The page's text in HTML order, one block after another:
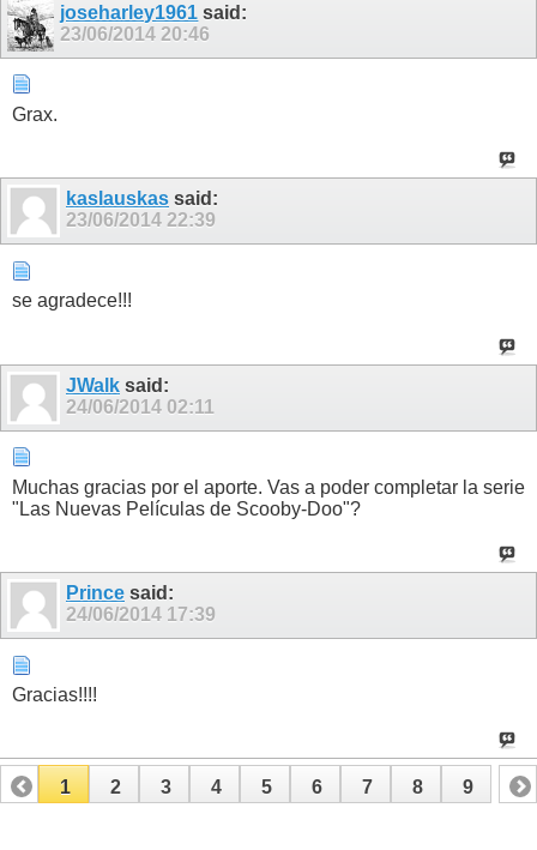
joseharley1961 said:
23/06/201420:46
Grax.
kaslauskas said:
23/06/2014 22:39
se agradece!!!
JWalk said:
24/06/2014 02:11
Muchas gracias por el aporte. Vas a poder completar la serie
"Las Nuevas Películas de Scooby-Doo"?
Prince said:
24/06/2014 17:39
Gracias!!!!
1 2 3 4 5 6 7 8 9